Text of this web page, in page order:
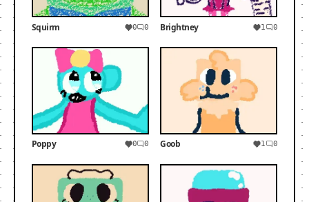
Squirm 0 0 Brightney 1 0
Poppy 0 0 Goob 1 0